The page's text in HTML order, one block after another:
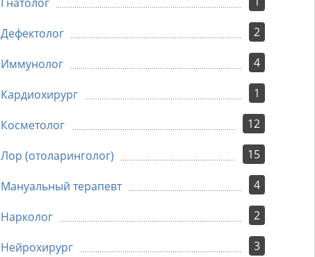
2
Дефектолог
4
Иммунолог
1
Кардиохирург
12
Косметолог
15
Лор (отоларинголог)
4
Мануальный терапевт
2
Нарколог
3
Нейрохирург